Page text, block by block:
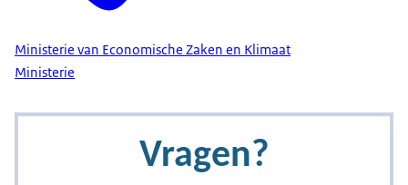
Ministerie van Economische Zaken en Klimaat
Ministerie